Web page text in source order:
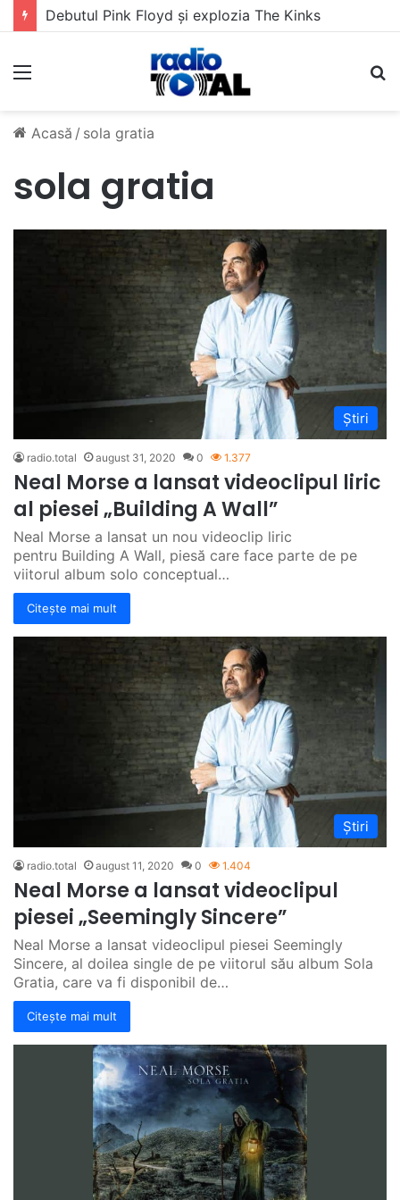
Debutul Pink Floyd și explozia The Kinks
Meniu
Acasă / sola gratia
sola gratia
Știri
radio.total august 31, 2020 0 1.377
Neal Morse a lansat videoclipul liric
al piesei „Building A Wall”
Neal Morse a lansat un nou videoclip liric
pentru Building A Wall, piesă care face parte de pe
viitorul album solo conceptual…
Citește mai mult
Știri
radio.total august 11, 2020 0 1.404
Neal Morse a lansat videoclipul
piesei „Seemingly Sincere”
Neal Morse a lansat videoclipul piesei Seemingly
Sincere, al doilea single de pe viitorul său album Sola
Gratia, care va fi disponibil de…
Citește mai mult